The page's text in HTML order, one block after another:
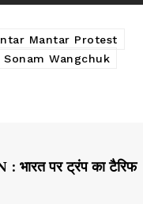
Mantar Protest
Sonam Wangchuk
पर ट्रंप का टैरिफ